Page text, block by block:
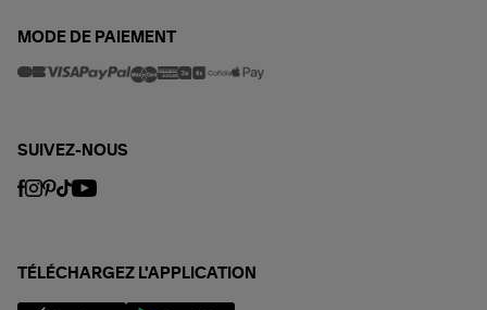
MODE DE PAIEMENT
SUIVEZ-NOUS
TÉLÉCHARGEZ L'APPLICATION